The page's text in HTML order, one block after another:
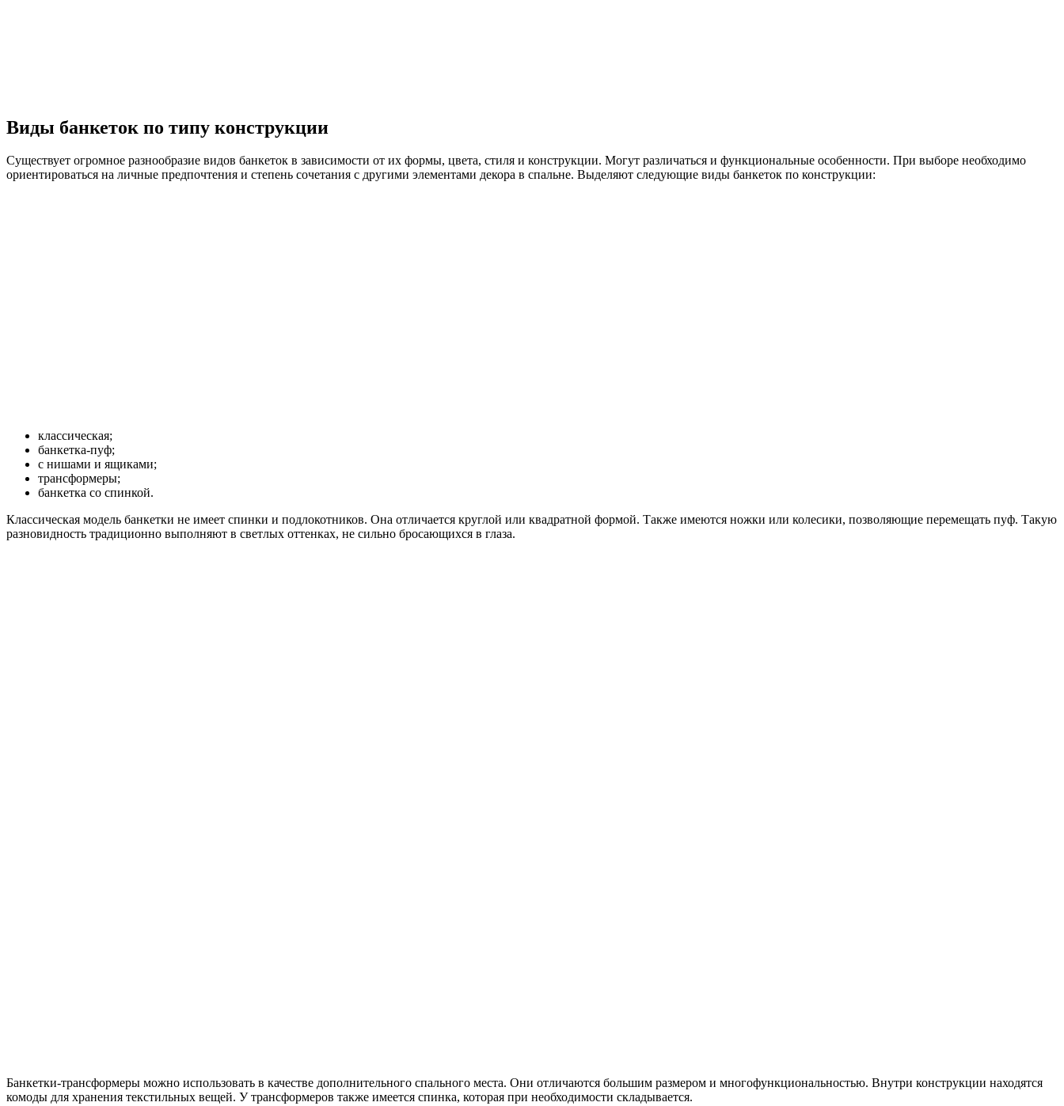
Виды банкеток по типу конструкции
Существует огромное разнообразие видов банкеток в зависимости от их формы, цвета, стиля и конструкции. Могут различаться и функциональные особенности. При выборе необходимо
ориентироваться на личные предпочтения и степень сочетания с другими элементами декора в спальне. Выделяют следующие виды банкеток по конструкции:
классическая;
банкетка-пуф;
с нишами и ящиками;
трансформеры;
банкетка со спинкой.
Классическая модель банкетки не имеет спинки и подлокотников. Она отличается круглой или квадратной формой. Также имеются ножки или колесики, позволяющие перемещать пуф. Такую
разновидность традиционно выполняют в светлых оттенках, не сильно бросающихся в глаза.
Банкетки-трансформеры можно использовать в качестве дополнительного спального места. Они отличаются большим размером и многофункциональностью. Внутри конструкции находятся
комоды для хранения текстильных вещей. У трансформеров также имеется спинка, которая при необходимости складывается.